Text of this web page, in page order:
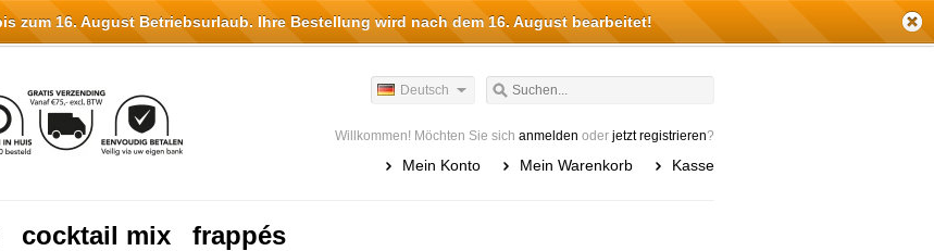
Deutsch
Willkommen! Möchten Sie sich anmelden oder jetzt registrieren?
Mein Konto Mein Warenkorb Kasse
cocktail mix
frappés
zum 16. August Betriebsurlaub. Ihre Bestellung wird nach dem 16. August bearbeitet!